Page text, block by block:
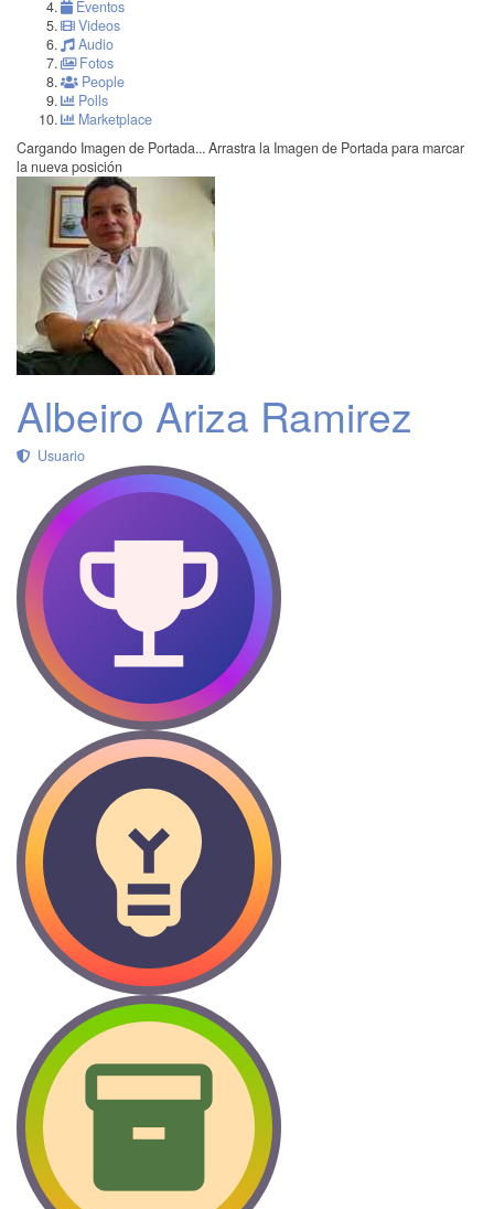
Eventos
Videos
Audio
Fotos
People
Polls
Marketplace
Cargando Imagen de Portada... Arrastra la Imagen de Portada para marcar
la nueva posición
Albeiro Ariza Ramirez
Usuario